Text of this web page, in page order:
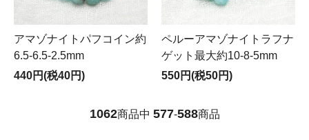
アマゾナイトパフコイン約
6.5-6.5-2.5mm
440円(税40円)
ペルーアマゾナイトラフナ
ゲット最大約10-8-5mm
550円(税50円)
1062商品中 577-588商品